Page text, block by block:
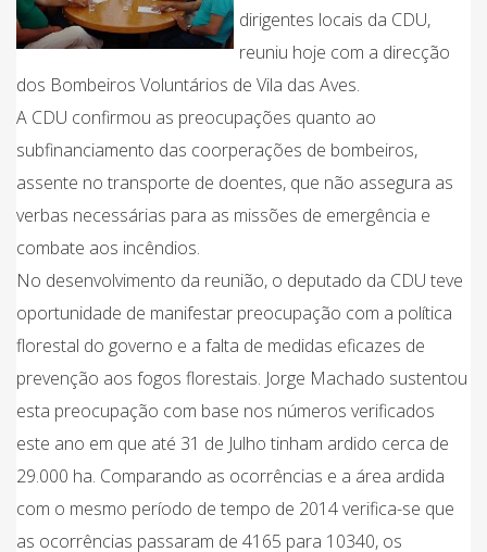
dirigentes locais da CDU,
reuniu hoje com a direcção
dos Bombeiros Voluntários de Vila das Aves.
A CDU confirmou as preocupações quanto ao
subfinanciamento das coorperações de bombeiros,
assente no transporte de doentes, que não assegura as
verbas necessárias para as missões de emergência e
combate aos incêndios.
No desenvolvimento da reunião, o deputado da CDU teve
oportunidade de manifestar preocupação com a política
florestal do governo e a falta de medidas eficazes de
prevenção aos fogos florestais. Jorge Machado sustentou
esta preocupação com base nos números verificados
este ano em que até 31 de Julho tinham ardido cerca de
29.000 ha. Comparando as ocorrências e a área ardida
com o mesmo período de tempo de 2014 verifica-se que
as ocorrências passaram de 4165 para 10340, os